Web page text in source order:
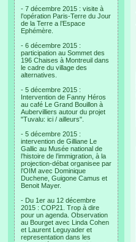
- 7 décembre 2015 : visite à
l’opération Paris-Terre du Jour
de la Terre a l’Espace
Ephémère.
- 6 décembre 2015 :
participation au Sommet des
196 Chaises à Montreuil dans
le cadre du village des
alternatives.
- 5 décembre 2015 :
Intervention de Fanny Héros
au café Le Grand Bouillon à
Aubervilliers autour du projet
"Tuvalu: ici / ailleurs".
- 5 décembre 2015 :
intervention de Gilliane Le
Gallic au Musée national de
l’histoire de l’immigration, à la
projection-débat organisee par
l’OIM avec Dominique
Duchene, Guigone Camus et
Benoit Mayer.
- Du 1er au 12 décembre
2015 : COP21. Trop à dire
pour un agenda. Observation
au Bourget avec Linda Cohen
et Laurent Leguyader et
representation dans les